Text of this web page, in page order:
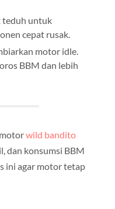
teduh untuk
cepat rusak.
motor idle.
BBM dan lebih
wild bandito
dan konsumsi BBM
ini agar motor tetap